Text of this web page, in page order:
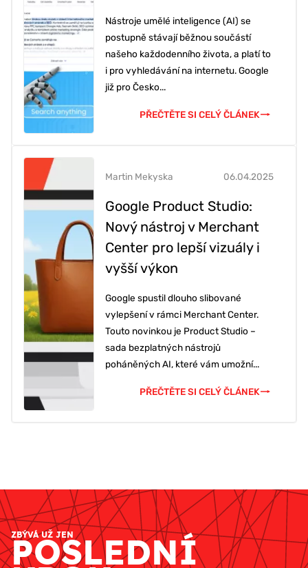
Nástroje umělé inteligence (AI) se
postupně stávají běžnou součástí
našeho každodenního života, a platí to
i pro vyhledávání na internetu. Google
již pro Česko...
PŘEČTĚTE SI CELÝ ČLÁNEK
Google Product Studio:
Nový nástroj v Merchant
Center pro lepší vizuály i
vyšší výkon
06.04.2025
Martin Mekyska
Google spustil dlouho slibované
vylepšení v rámci Merchant Center.
Touto novinkou je Product Studio –
sada bezplatných nástrojů
poháněných AI, které vám umožní...
PŘEČTĚTE SI CELÝ ČLÁNEK
ZBÝVÁ UŽ JEN
POSLEDNÍ